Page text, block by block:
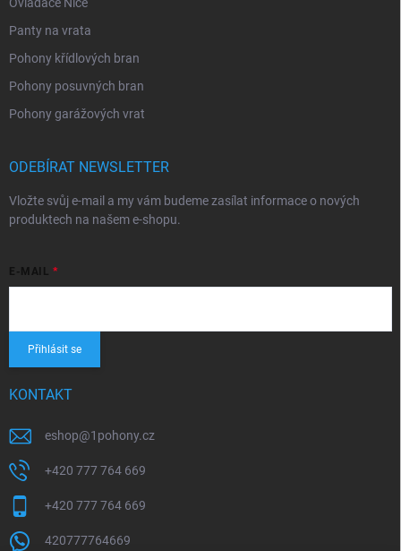
Ovladače Nice
Panty na vrata
Pohony křídlových bran
Pohony posuvných bran
Pohony garážových vrat
ODEBÍRAT NEWSLETTER
Vložte svůj e-mail a my vám budeme zasílat informace o nových
produktech na našem e-shopu.
E-MAIL
Přihlásit se
KONTAKT
eshop@1pohony.cz
+420 777 764 669
+420 777 764 669
420777764669